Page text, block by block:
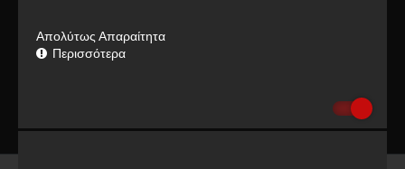
Απολύτως Απαραίτητα
Περισσότερα